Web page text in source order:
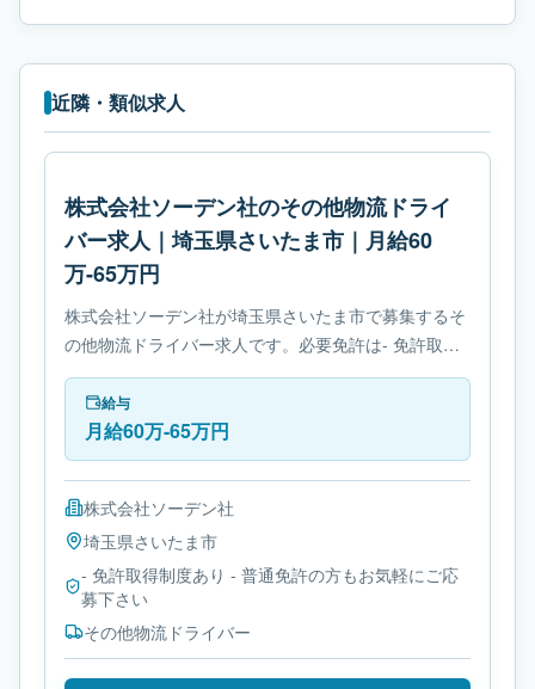
近隣・類似求人
株式会社ソーデン社のその他物流ドライ
バー求人｜埼玉県さいたま市｜月給60
万-65万円
株式会社ソーデン社が埼玉県さいたま市で募集するそ
の他物流ドライバー求人です。必要免許は- 免許取得
制度ありです。
給与
月給60万-65万円
株式会社ソーデン社
埼玉県さいたま市
- 免許取得制度あり - 普通免許の方もお気軽にご応
募下さい
その他物流ドライバー